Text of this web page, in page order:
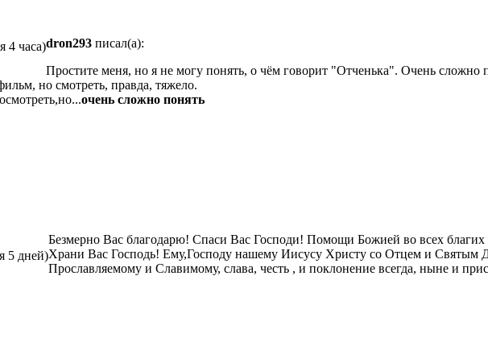
4 часа)dron293 писал(а):
Простите меня, но я не могу понять, о чём говорит "Отченька". Очень сложно
но смотреть, правда, тяжело.
очень сложно понять
5 дней)
Безмерно Вас благодарю! Спаси Вас Господи! Помощи Божией во всех
Храни Вас Господь! Ему,Господу нашему Иисусу Христу со Отцем и Святым
Прославляемому и Славимому, слава, честь , и поклонение всегда, ныне и